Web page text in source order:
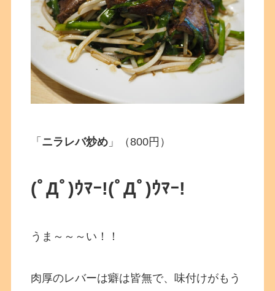
「 ニラレバ炒め 」（800円）
(ﾟДﾟ)ｳﾏｰ!(ﾟДﾟ)ｳﾏｰ!
うま～～～い！！
肉厚のレバーは癖は皆無で、味付けがもう